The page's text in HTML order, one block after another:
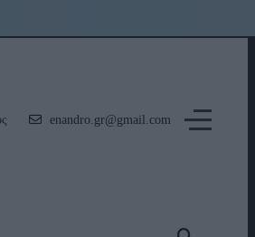
enandro.gr@gmail.com